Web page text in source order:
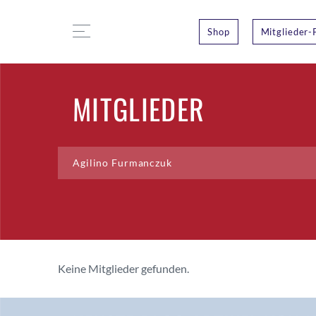
Shop Mitglieder-
MITGLIEDER
Keine Mitglieder gefunden.